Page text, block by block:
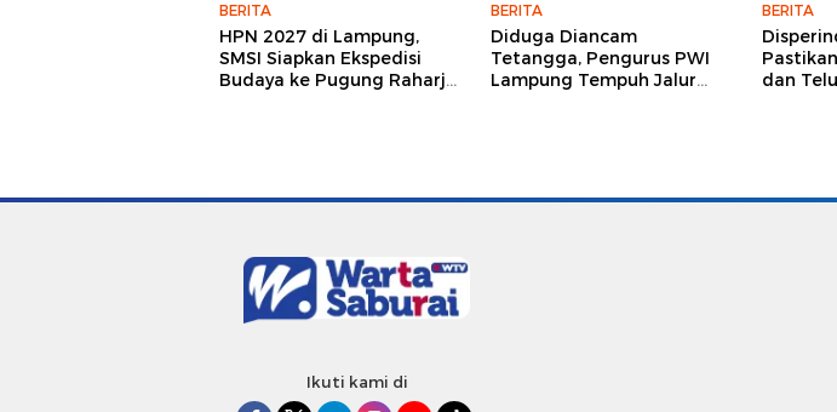
BERITA
HPN 2027 di Lampung,
SMSI Siapkan Ekspedisi
Budaya ke Pugung Raharjo
BERITA
Diduga Diancam
Tetangga, Pengurus PWI
Lampung Tempuh Jalur
BERITA
dan
Ikuti kami di